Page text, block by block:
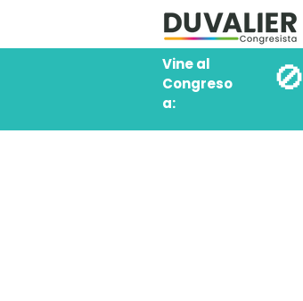
Vine al
Congreso
a:
🚫